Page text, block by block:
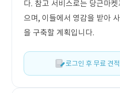
다. 참고 서비스로는 당근마
으며, 이들에서 영감을 받아
을 구축할 계획입니다.
로그인 후 무료 견